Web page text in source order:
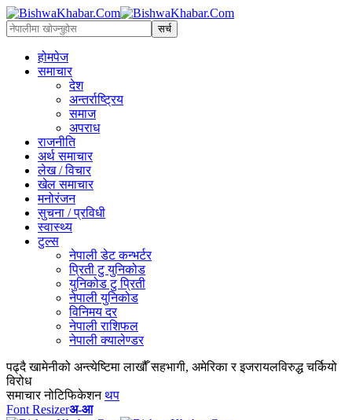
होमपेज
समाचार
देश
अन्तर्राष्ट्रिय
समाज
अपराध
राजनीति
अर्थ समाचार
लेख / विचार
खेल समाचार
मनोरंजन
सुचना / प्रविधी
स्वास्थ्य
टुल्स
नेपाली डेट कन्भर्टर
प्रिती टु युनिकोड
युनिकोड टु प्रिती
नेपाली युनिकोड
विनिमय दर
नेपाली राशिफल
नेपाली क्यालेण्डर
पढ्दै खामेनीको अन्त्येष्टिमा लाखौँ सहभागी, अमेरिका र इजरायलविरुद्ध चर्कियो
विरोध
समाचार नोटिफिकेशन थप
Font Resizerअ-आ